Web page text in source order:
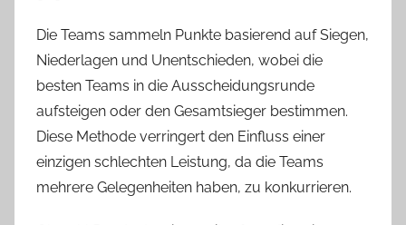
Die Teams sammeln Punkte basierend auf Siegen,
Niederlagen und Unentschieden, wobei die
besten Teams in die Ausscheidungsrunde
aufsteigen oder den Gesamtsieger bestimmen.
Diese Methode verringert den Einfluss einer
einzigen schlechten Leistung, da die Teams
mehrere Gelegenheiten haben, zu konkurrieren.